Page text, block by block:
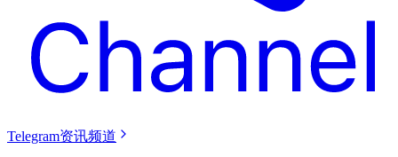
Telegram资讯频道